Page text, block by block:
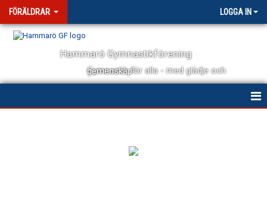
FÖRÄLDRAR LOGGA IN
Hammarö Gymnastikförening
Gymnastik för alla - med glädje och gemenskap!